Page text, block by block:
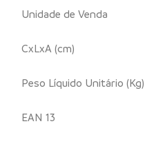
Unidade de Venda
CxLxA (cm)
Peso Líquido Unitário (Kg)
EAN 13